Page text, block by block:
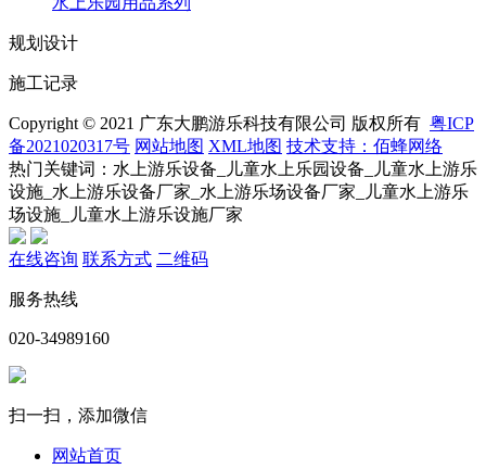
规划设计
施工记录
Copyright © 2021 广东大鹏游乐科技有限公司 版权所有 粤ICP
备2021020317号 网站地图 XML地图 技术支持：佰蜂网络
热门关键词：水上游乐设备_儿童水上乐园设备_儿童水上游乐
设施_水上游乐设备厂家_水上游乐场设备厂家_儿童水上游乐
场设施_儿童水上游乐设施厂家
在线咨询 联系方式 二维码
服务热线
020-34989160
扫一扫，添加微信
网站首页